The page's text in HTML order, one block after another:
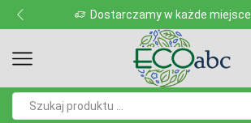
Dostarczamy w każde